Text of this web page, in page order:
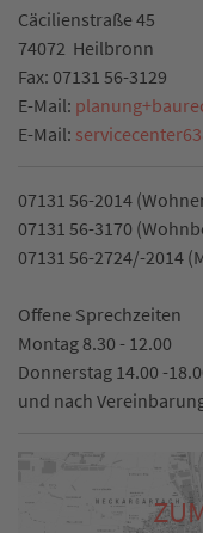
Cäcilienstraße 45
74072 Heilbronn
Fax: 07131 56-3129
E-Mail:
E-Mail: servicecenter63
07131 56-2014
07131 56-3170
07131 56-2724/-2014
Offene Sprechzeiten
Montag 8.30 - 12.00
Donnerstag 14.00 -
und nach